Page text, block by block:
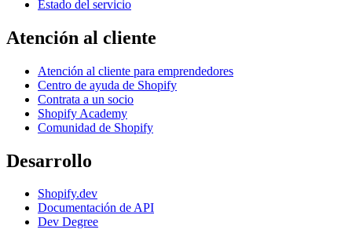
Estado del servicio
Atención al cliente
Atención al cliente para emprendedores
Centro de ayuda de Shopify
Contrata a un socio
Shopify Academy
Comunidad de Shopify
Desarrollo
Shopify.dev
Documentación de API
Dev Degree